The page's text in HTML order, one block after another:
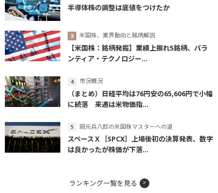
半導体株の調整は底値をつけたか
米国株、業界動向と銘柄解説
【米国株：銘柄発掘】業績上振れ5銘柄、パラ
ンティア・テクノロジー...
市況概況
（まとめ）日経平均は76円安の65,606円で小幅
に続落 来週は米物価指...
岡元兵八郎の米国株マスターへの道
スペースＸ［SPCX］上場後初の決算発表、数字
は良かったが株価が下落...
ランキング一覧を見る